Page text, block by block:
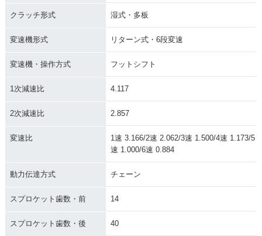
クラッチ形式 湿式・多板
変速機形式 リターン式・6段変速
変速機・操作方式 フットシフト
1次減速比 4.117
2次減速比 2.857
変速比
1速 3.166/2速 2.062/3速 1.500/4速 1.173/5
速 1.000/6速 0.884
動力伝達方式 チェーン
スプロケット歯数・前 14
スプロケット歯数・後 40